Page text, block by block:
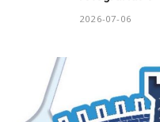
2026-07-06